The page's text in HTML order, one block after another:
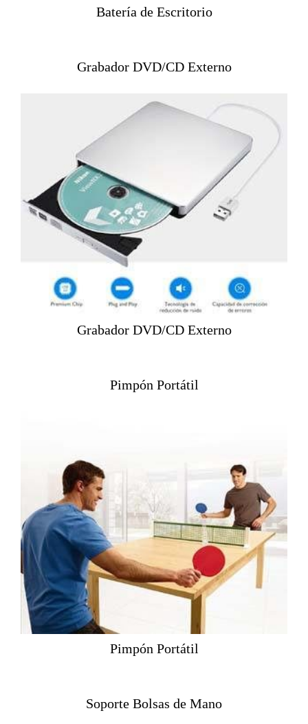
Batería de Escritorio
Grabador DVD/CD Externo
Grabador DVD/CD Externo
Pimpón Portátil
Pimpón Portátil
Soporte Bolsas de Mano